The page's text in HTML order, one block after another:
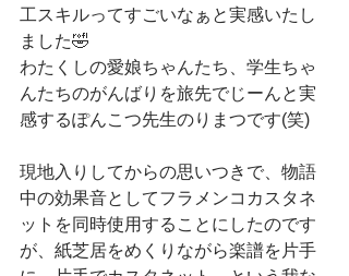
工スキルってすごいなぁと実感いたし
ました🤣
わたくしの愛娘ちゃんたち、学生ちゃ
んたちのがんばりを旅先でじーんと実
感するぽんこつ先生のりまつです(笑)
現地入りしてからの思いつきで、物語
中の効果音としてフラメンコカスタネ
ットを同時使用することにしたのです
が、紙芝居をめくりながら楽譜を片手